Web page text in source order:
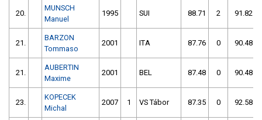
20.
MUNSCH
Manuel
1995 SUI 88.71 2 91.82
21.
BARZON
Tommaso
2001 ITA 87.76 0 90.48
21.
AUBERTIN
Maxime
2001 BEL 87.48 0 90.48
23.
KOPECEK
Michal
2007 1 VS Tábor 87.35 0 92.58